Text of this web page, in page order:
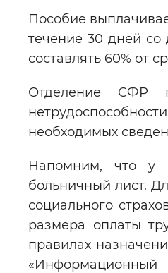
Пособие
течение 30 дней со
составлять 60% от
Отделение СФР
необходимых
Напомним, что у
больничный лист.
социального
размера оплаты
правилах